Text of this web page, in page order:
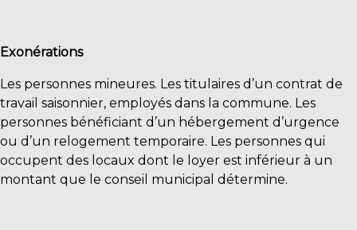
Exonérations
Les personnes mineures. Les titulaires d’un contrat de
travail saisonnier, employés dans la commune. Les
personnes bénéficiant d’un hébergement d’urgence
ou d’un relogement temporaire. Les personnes qui
occupent des locaux dont le loyer est inférieur à un
montant que le conseil municipal détermine.